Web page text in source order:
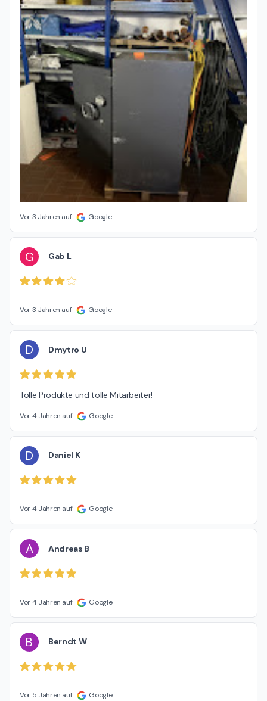
Vor 3 Jahren auf Google
G Gab L
Vor 3 Jahren auf Google
D Dmytro U
Tolle Produkte und tolle Mitarbeiter!
Vor 4 Jahren auf Google
D Daniel K
Vor 4 Jahren auf Google
A Andreas B
Vor 4 Jahren auf Google
B Berndt W
Vor 5 Jahren auf Google